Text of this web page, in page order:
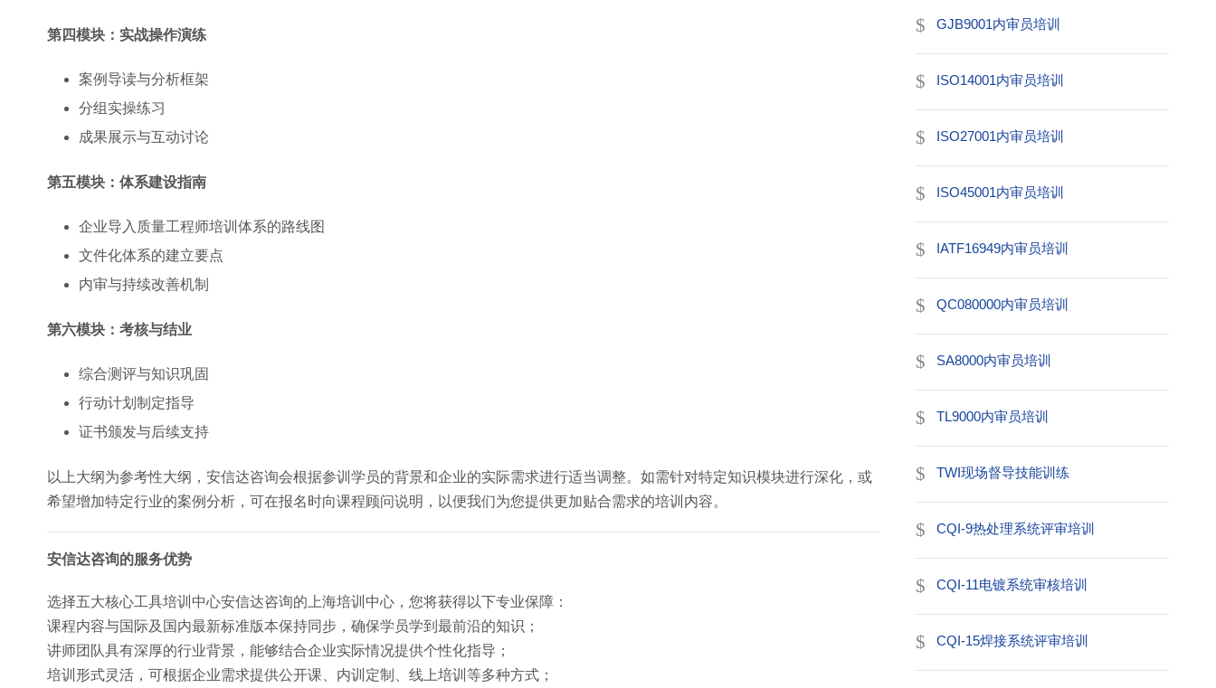
第四模块：实战操作演练
案例导读与分析框架
分组实操练习
成果展示与互动讨论
第五模块：体系建设指南
企业导入质量工程师培训体系的路线图
文件化体系的建立要点
内审与持续改善机制
第六模块：考核与结业
综合测评与知识巩固
行动计划制定指导
证书颁发与后续支持
以上大纲为参考性大纲，安信达咨询会根据参训学员的背景和企业的实际需求进行适当调整。如需针对特定知识模块进行深化，或
希望增加特定行业的案例分析，可在报名时向课程顾问说明，以便我们为您提供更加贴合需求的培训内容。
安信达咨询的服务优势
选择五大核心工具培训中心安信达咨询的上海培训中心，您将获得以下专业保障：
课程内容与国际及国内最新标准版本保持同步，确保学员学到最前沿的知识；
讲师团队具有深厚的行业背景，能够结合企业实际情况提供个性化指导；
培训形式灵活，可根据企业需求提供公开课、内训定制、线上培训等多种方式；
GJB9001内审员培训
ISO14001内审员培训
ISO27001内审员培训
ISO45001内审员培训
IATF16949内审员培训
QC080000内审员培训
SA8000内审员培训
TL9000内审员培训
TWI现场督导技能训练
CQI-9热处理系统评审培训
CQI-11电镀系统审核培训
CQI-15焊接系统评审培训